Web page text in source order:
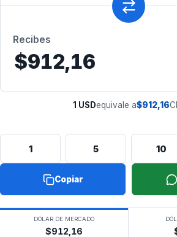
Recibes
$912,16
1 USDequivale a$912,16
1 5 10
Copiar
DÓLAR DE MERCADO
$912,16